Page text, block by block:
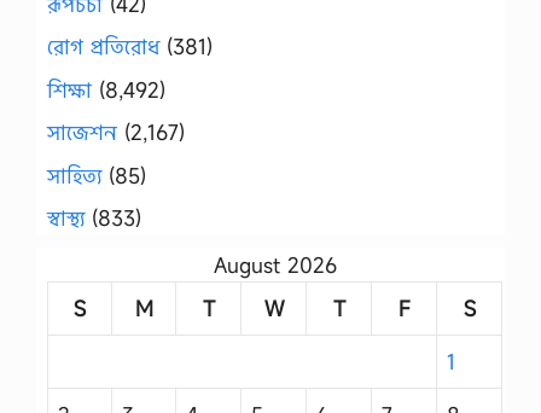
রোগ প্রতিরোধ(381)
শিক্ষা (8,492)
সাজেশন (2,167)
সাহিত্য(85)
স্বাস্থ্য(833)
August 2026
S
M T W T F
S
1